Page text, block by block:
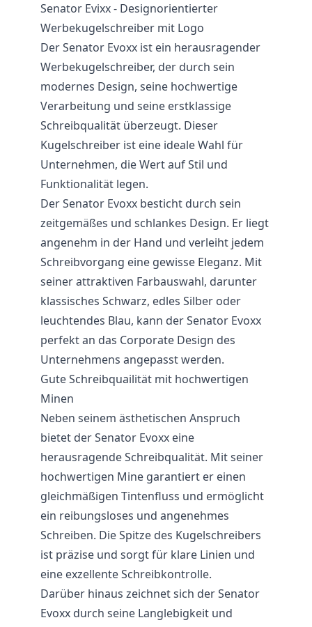
Senator Evixx - Designorientierter
Werbekugelschreiber mit Logo
DerSenator Evoxx ist ein herausragender
Werbekugelschreiber, der durch sein
modernes Design, seine hochwertige
Verarbeitung und seine erstklassige
Schreibqualität überzeugt. Dieser
Kugelschreiber ist eine ideale Wahl für
Unternehmen, die Wert auf Stil und
Funktionalität legen.
Der Senator Evoxx besticht durch sein
zeitgemäßes und schlankes Design. Er liegt
angenehm in der Hand und verleiht jedem
Schreibvorgang eine gewisse Eleganz. Mit
seiner attraktiven Farbauswahl, darunter
klassisches Schwarz, edles Silber oder
leuchtendes Blau, kann der Senator Evoxx
perfekt an das Corporate Design des
Unternehmens angepasst werden.
Gute Schreibquailität mit hochwertigen
Minen
Neben seinem ästhetischen Anspruch
bietet der Senator Evoxx eine
herausragende Schreibqualität. Mit seiner
hochwertigen Mine garantiert er einen
gleichmäßigen Tintenfluss und ermöglicht
ein reibungsloses und angenehmes
Schreiben. Die Spitze des Kugelschreibers
ist präzise und sorgt für klare Linien und
eine exzellente Schreibkontrolle.
Darüber hinaus zeichnet sich der Senator
Evoxx durch seine Langlebigkeit und